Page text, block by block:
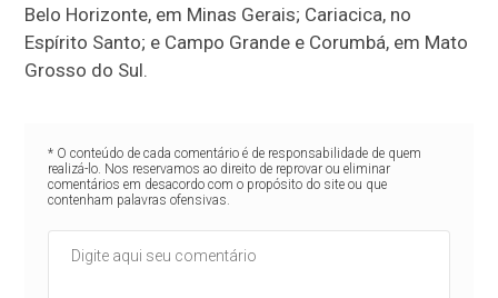
Belo Horizonte, em Minas Gerais; Cariacica, no
Espírito Santo; e Campo Grande e Corumbá, em Mato
Grosso do Sul.
* O conteúdo de cada comentário é de responsabilidade de quem
realizá-lo. Nos reservamos ao direito de reprovar ou eliminar
comentários em desacordo com o propósito do site ou que
contenham palavras ofensivas.